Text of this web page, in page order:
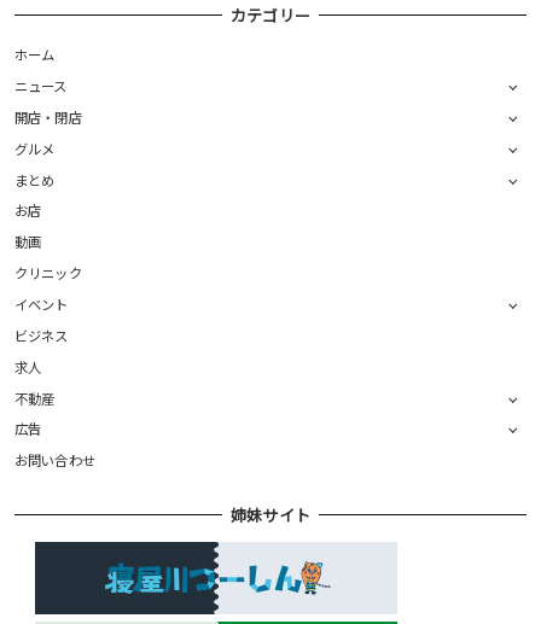
カテゴリー
ホーム
ニュース
開店・閉店
グルメ
まとめ
お店
動画
クリニック
イベント
ビジネス
求人
不動産
広告
お問い合わせ
姉妹サイト